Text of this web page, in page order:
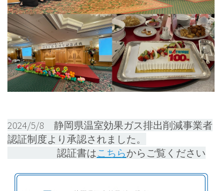
2024/5/8 静岡県温室効果ガス排出削減事業者
認証制度より承認されました。
認証書はこちらからご覧ください